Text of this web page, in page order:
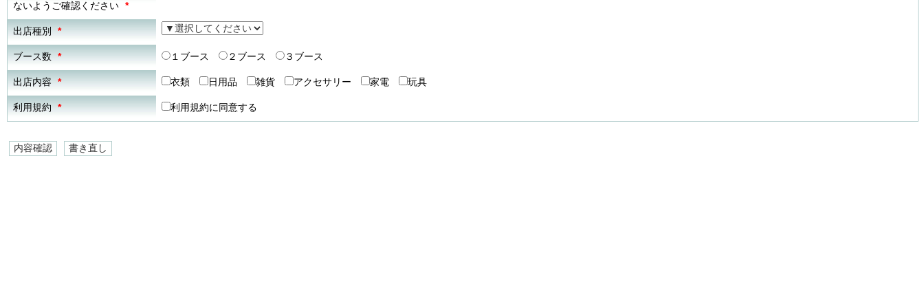
ないようご確認ください *
出店種別 *
ブース数 * １ブース ２ブース ３ブース
出店内容 * 衣類 日用品 雑貨 アクセサリー 家電 玩具
利用規約 * 利用規約に同意する